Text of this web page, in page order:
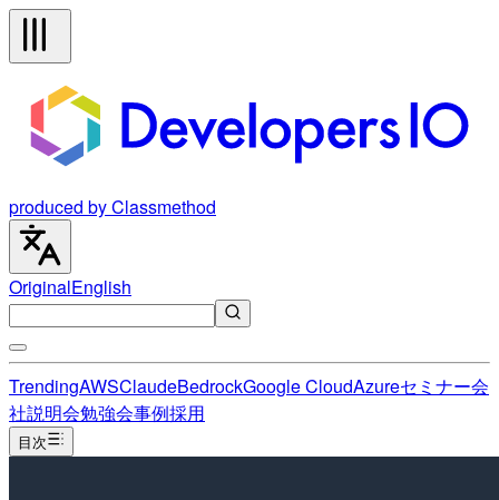
produced by Classmethod
OriginalEnglish
TrendingAWSClaudeBedrockGoogle CloudAzureセミナー会
社説明会勉強会事例採用
目次